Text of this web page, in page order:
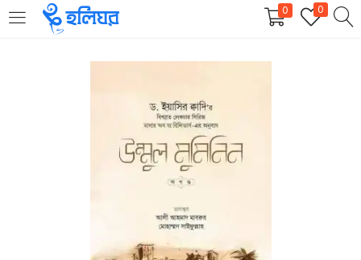
0 0
LOGIN REGISTER
Enter your username and password to login.